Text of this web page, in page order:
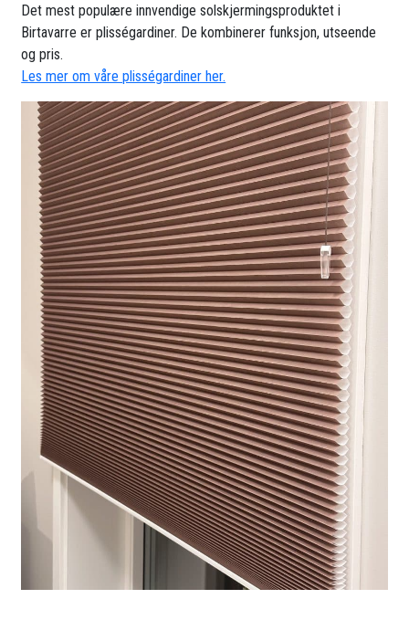
Det mest populære innvendige solskjermingsproduktet i
Birtavarre er plisségardiner. De kombinerer funksjon, utseende
og pris.
Les mer om våre plisségardiner her.